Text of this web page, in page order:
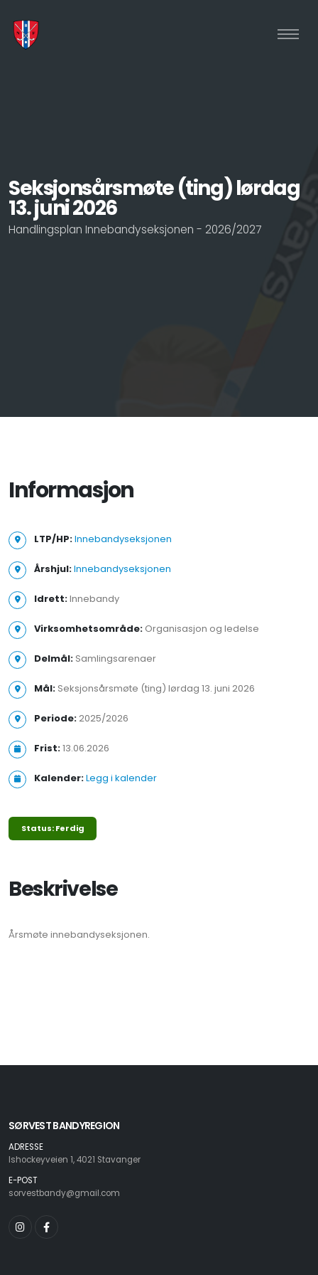
Seksjonsårsmøte (ting) lørdag
13. juni 2026
Handlingsplan Innebandyseksjonen - 2026/2027
Informasjon
LTP/HP:Innebandyseksjonen
Årshjul:Innebandyseksjonen
Idrett:Innebandy
Virksomhetsområde: Organisasjon og ledelse
Delmål: Samlingsarenaer
Mål: Seksjonsårsmøte (ting) lørdag 13. juni 2026
Periode:2025/2026
Frist:13.06.2026
Kalender:Legg i kalender
Status: Ferdig
Beskrivelse
Årsmøte innebandyseksjonen.
SØRVEST BANDYREGION
ADRESSE
Ishockeyveien 1, 4021 Stavanger
E-POST
sorvestbandy@gmail.com